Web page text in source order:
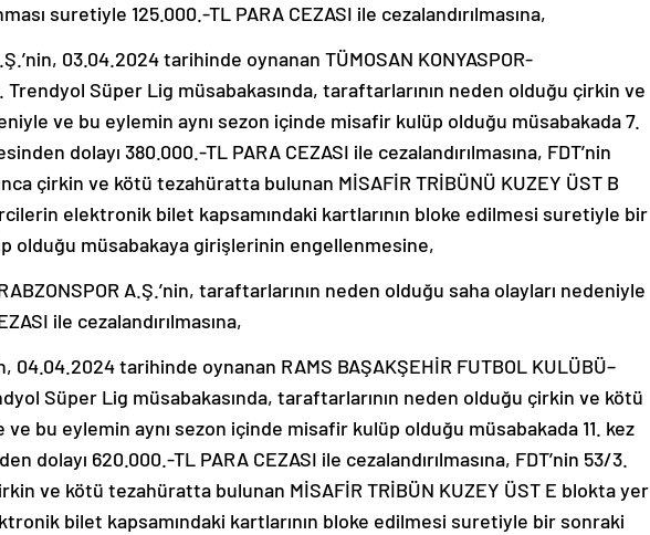
suretiyle 125.000.-TL PARA CEZASI ile cezalandırılmasına,
03.04.2024 tarihinde oynanan TÜMOSAN KONYASPOR-
Trendyol Süper Lig müsabakasında, taraftarlarının neden olduğu çirkin ve
ve bu eylemin aynı sezon içinde misafir kulüp olduğu müsabakada 7.
dolayı 380.000.-TL PARA CEZASI ile cezalandırılmasına, FDT’nin
çirkin ve kötü tezahüratta bulunan MİSAFİR TRİBÜNÜ KUZEY ÜST B
elektronik bilet kapsamındaki kartlarının bloke edilmesi suretiyle bir
olduğu müsabakaya girişlerinin engellenmesine,
A.Ş.’nin, taraftarlarının neden olduğu saha olayları nedeniyle
ile cezalandırılmasına,
04.04.2024 tarihinde oynanan RAMS BAŞAKŞEHİR FUTBOL KULÜBÜ–
Süper Lig müsabakasında, taraftarlarının neden olduğu çirkin ve kötü
bu eylemin aynı sezon içinde misafir kulüp olduğu müsabakada 11. kez
dolayı 620.000.-TL PARA CEZASI ile cezalandırılmasına, FDT’nin 53/3.
ve kötü tezahüratta bulunan MİSAFİR TRİBÜN KUZEY ÜST E blokta yer
bilet kapsamındaki kartlarının bloke edilmesi suretiyle bir sonraki